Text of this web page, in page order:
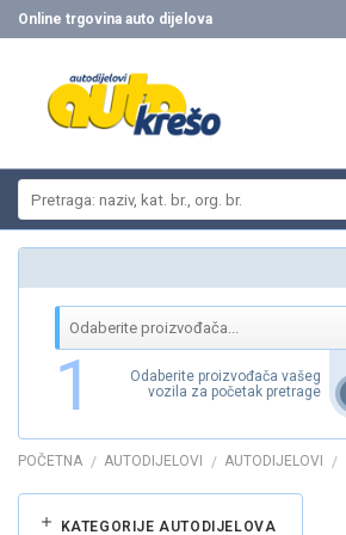
Skip
to
Online trgovina auto dijelova
1
Odaberite proizvođača vašeg
vozila za početak pretrage
POČETNA / AUTODIJELOVI / AUTODIJELOVI /
KATEGORIJE AUTODIJELOVA